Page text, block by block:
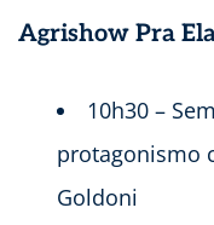
Agrishow Pra
10h30 –
protagonismo
Goldoni